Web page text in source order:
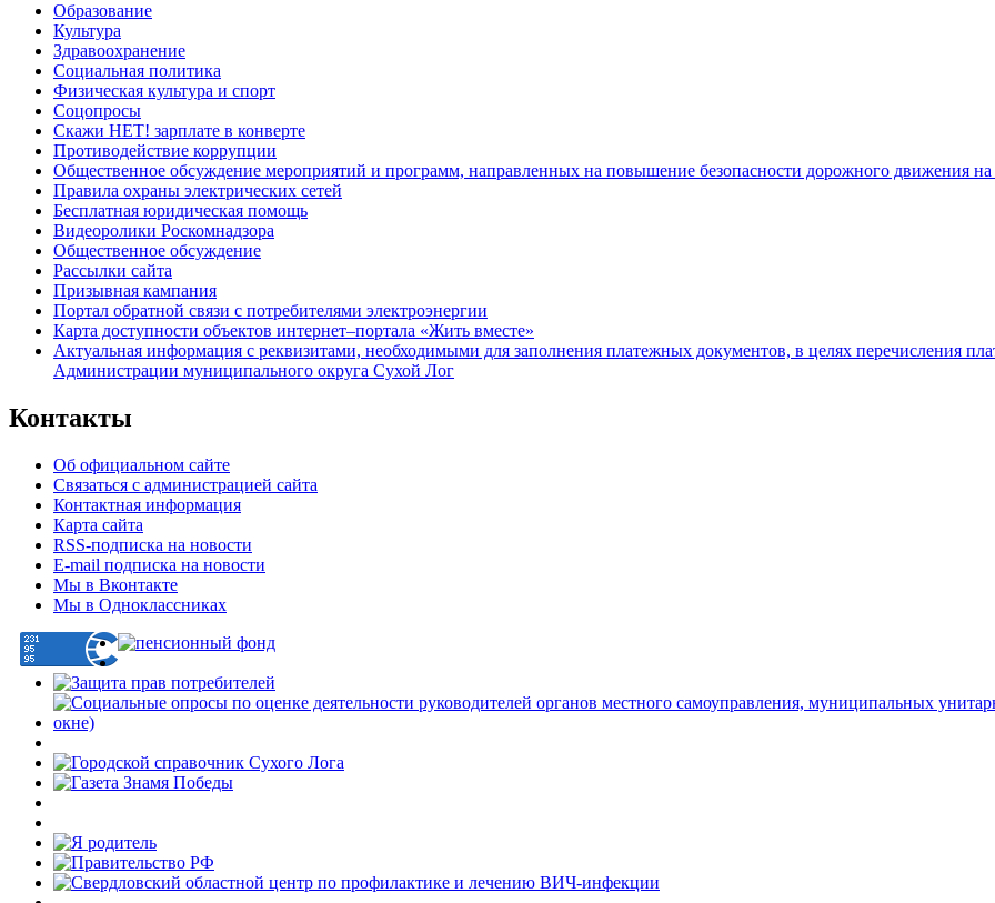
Образование
Культура
Здравоохранение
Социальная политика
Физическая культура и спорт
Соцопросы
Скажи НЕТ! зарплате в конверте
Противодействие коррупции
Общественное обсуждение мероприятий и программ, направленных на повышение безопасности дорожного движения на
Правила охраны электрических сетей
Бесплатная юридическая помощь
Видеоролики Роскомнадзора
Общественное обсуждение
Рассылки сайта
Призывная кампания
Портал обратной связи с потребителями электроэнергии
Карта доступности объектов интернет–портала «Жить вместе»
Актуальная информация с реквизитами, необходимыми для заполнения платежных документов, в целях перечисления
Администрации муниципального округа Сухой Лог
Контакты
Об официальном сайте
Связаться с администрацией сайта
Контактная информация
Карта сайта
RSS-подписка на новости
E-mail подписка на новости
Мы в Вконтакте
Мы в Одноклассниках